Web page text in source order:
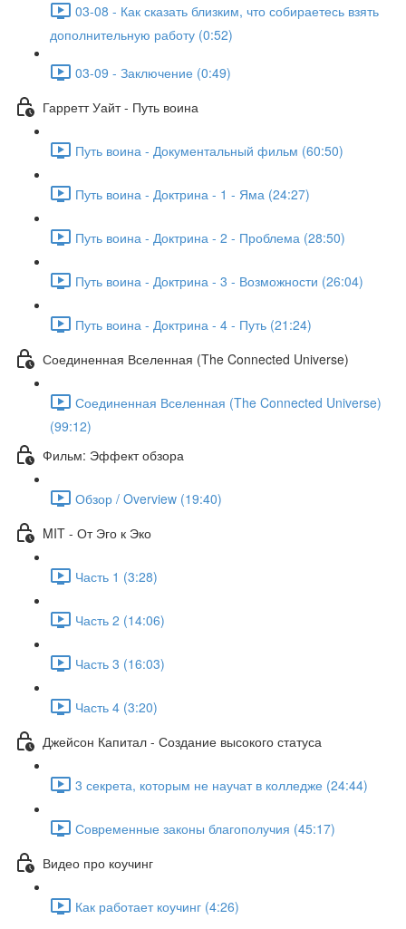
03-08 - Как сказать близким, что собираетесь взять
дополнительную работу (0:52)
03-09 - Заключение (0:49)
Гарретт Уайт - Путь воина
Путь воина - Документальный фильм (60:50)
Путь воина - Доктрина - 1 - Яма (24:27)
Путь воина - Доктрина - 2 - Проблема (28:50)
Путь воина - Доктрина - 3 - Возможности (26:04)
Путь воина - Доктрина - 4 - Путь (21:24)
Соединенная Вселенная (The Connected Universe)
Соединенная Вселенная (The Connected Universe)
(99:12)
Фильм: Эффект обзора
Обзор / Overview (19:40)
MIT - От Эго к Эко
Часть 1 (3:28)
Часть 2 (14:06)
Часть 3 (16:03)
Часть 4 (3:20)
Джейсон Капитал - Создание высокого статуса
3 секрета, которым не научат в колледже (24:44)
Современные законы благополучия (45:17)
Видео про коучинг
Как работает коучинг (4:26)